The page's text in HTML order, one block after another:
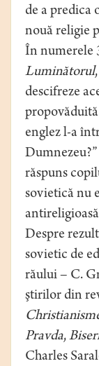
de a predica
nouă religie
În numerele
Luminătorul
descifreze
englez l-a
răspuns
sovietică nu
Despre
sovietic de
răului – C.
ştirilor din
Pravda,
Charles